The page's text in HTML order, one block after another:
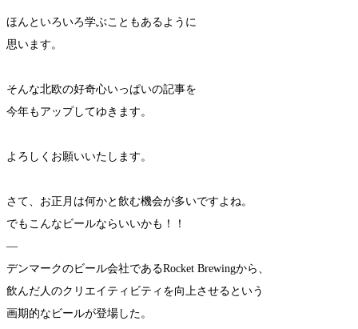
ほんといろいろ学ぶこともあるように
思います。
そんな北欧の好奇心いっぱいの記事を
今年もアップしてゆきます。
よろしくお願いいたします。
さて、お正月は何かと飲む機会が多いですよね。
でもこんなビールならいいかも！！
—
デンマークのビール会社であるRocket Brewingから、
飲んだ人のクリエイティビティを向上させるという
画期的なビールが登場した。